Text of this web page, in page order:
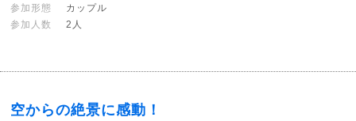
参加形態
カップル
参加人数
2人
空からの絶景に感動！